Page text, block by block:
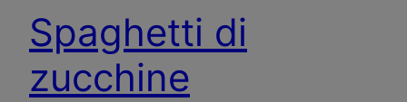
Spaghetti di
zucchine